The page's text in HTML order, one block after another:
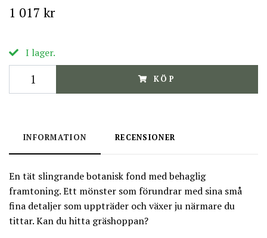
1 017 kr
I lager.
KÖP
INFORMATION RECENSIONER
En tät slingrande botanisk fond med behaglig
framtoning. Ett mönster som förundrar med sina små
fina detaljer som uppträder och växer ju närmare du
tittar. Kan du hitta gräshoppan?